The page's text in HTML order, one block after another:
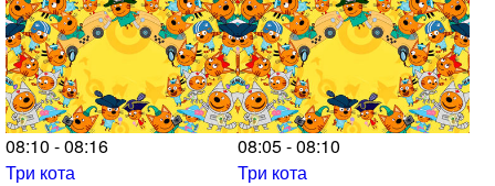
08:10 - 08:16
Три кота
08:05 - 08:10
Три кота